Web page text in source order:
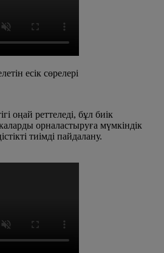
есік сөрелері
оңай реттеледі, бұл биік
орналастыруға мүмкіндік
тиімді пайдалану.